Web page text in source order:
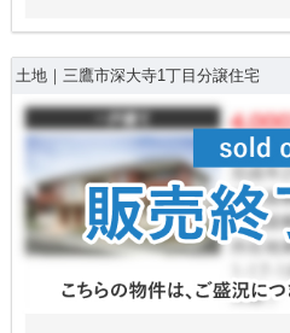
土地｜三鷹市深大寺1丁目分譲住宅